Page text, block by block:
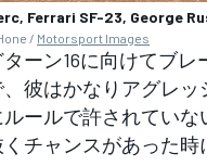
ゴリー
Ferrari SF-23, George
/ Motorsport Images
ターン16に向けてブ
彼はかなりアグレッ
ルールで許されてい
くチャンスがあった